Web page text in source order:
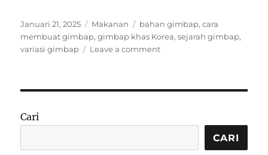
Posted
on
Januari 21, 2025 Categories
Makanan Tags
bahan gimbap,cara
membuat gimbap,gimbap khas Korea,sejarah gimbap,
variasi gimbap
Leave a commenton
Populer
Dunia
Cari
CARI